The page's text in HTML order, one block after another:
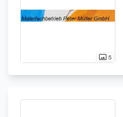
photo_size_select_actual5